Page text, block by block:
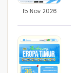
15 Nov 2026